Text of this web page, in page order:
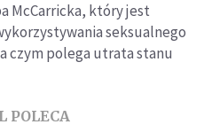
McCarricka, który jest
seksualnego
czym polega utrata stanu
POLECA